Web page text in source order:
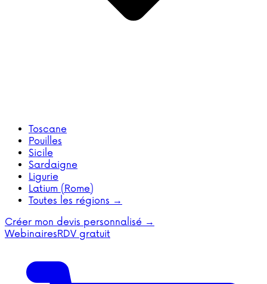
Toscane
Pouilles
Sicile
Sardaigne
Ligurie
Latium (Rome)
Toutes les régions →
Créer mon devis personnalisé →
WebinairesRDV gratuit